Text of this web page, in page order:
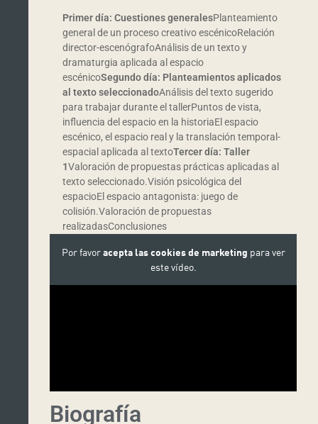
Primer día: Cuestiones generalesPlanteamiento
general de un proceso creativo escénicoRelación
director-escenógrafoAnálisis de un texto y
dramaturgia aplicada al espacio
escénicoSegundo día: Planteamientos aplicados
al texto seleccionadoAnálisis del texto sugerido
para trabajar durante el tallerPuntos de vista,
influencia del espacio en la historiaEl espacio
escénico, el espacio real y la translación temporal-
espacial aplicada al textoTercer día: Taller
1Valoración de propuestas prácticas aplicadas al
texto seleccionado.Visión psicológica del
espacioEl espacio antagonista: juego de
colisión.Valoración de propuestas
realizadasConclusiones
Por favoracepta las cookies de marketing para ver
este vídeo.
Biografía